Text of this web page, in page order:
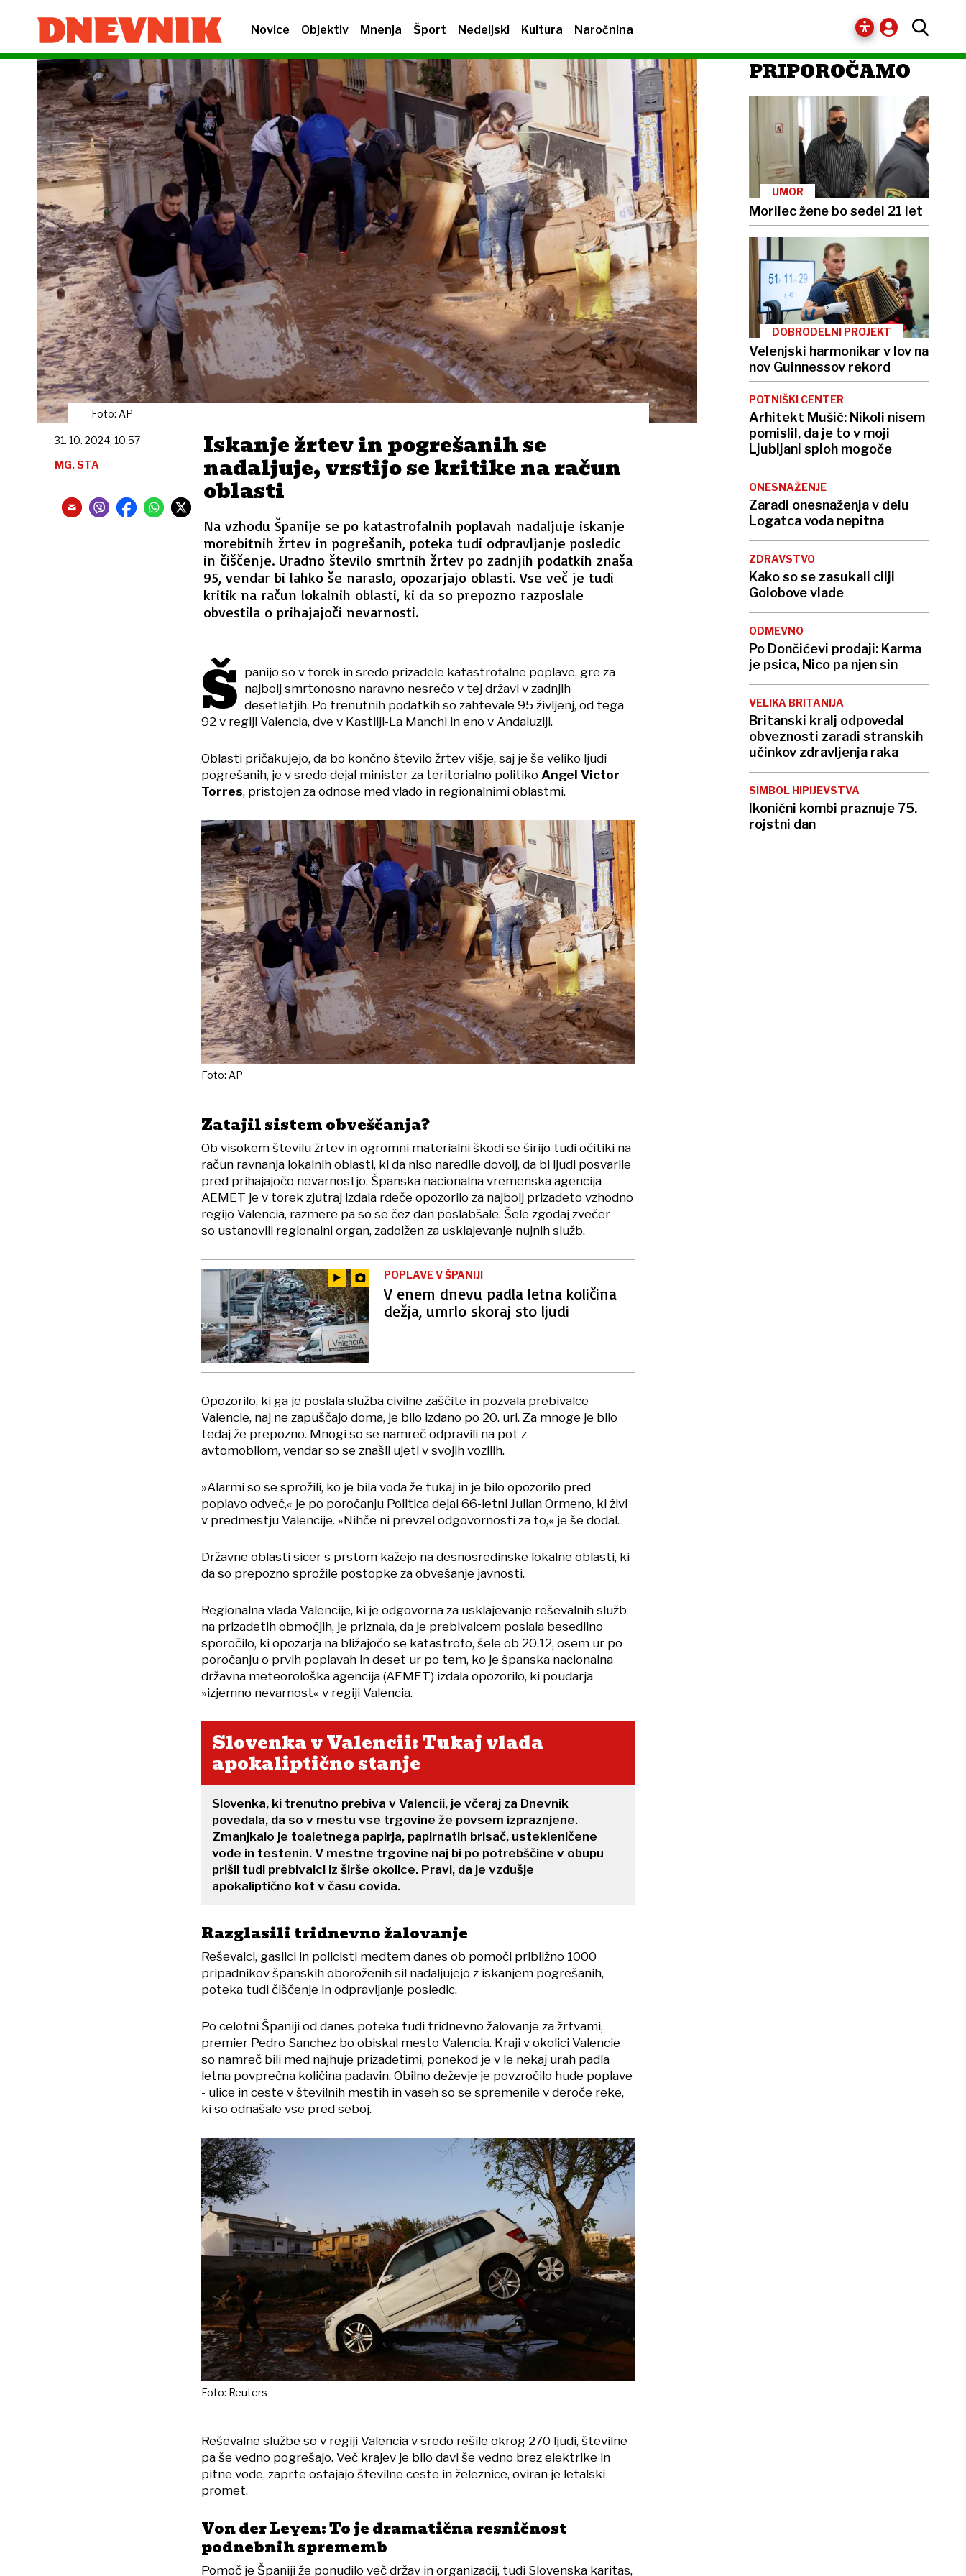
Novice Objektiv Mnenja Šport Nedeljski Kultura Naročnina
Foto: AP
Iskanje žrtev in pogrešanih se
nadaljuje, vrstijo se kritike na račun
oblasti
Na vzhodu Španije se po katastrofalnih poplavah nadaljuje iskanje
morebitnih žrtev in pogrešanih, poteka tudi odpravljanje posledic
in čiščenje. Uradno število smrtnih žrtev po zadnjih podatkih znaša
95, vendar bi lahko še naraslo, opozarjajo oblasti. Vse več je tudi
kritik na račun lokalnih oblasti, ki da so prepozno razposlale
obvestila o prihajajoči nevarnosti.
31. 10. 2024, 10.57
MG, STA
Š panijo so v torek in sredo prizadele katastrofalne poplave, gre za
najbolj smrtonosno naravno nesrečo v tej državi v zadnjih
desetletjih. Po trenutnih podatkih so zahtevale 95 življenj, od tega
92 v regiji Valencia, dve v Kastilji-La Manchi in eno v Andaluziji.
Oblasti pričakujejo, da bo končno število žrtev višje, saj je še veliko ljudi
pogrešanih, je v sredo dejal minister za teritorialno politiko Angel Victor
Torres, pristojen za odnose med vlado in regionalnimi oblastmi.
Foto: AP
Zatajil sistem obveščanja?
Ob visokem številu žrtev in ogromni materialni škodi se širijo tudi očitiki na
račun ravnanja lokalnih oblasti, ki da niso naredile dovolj, da bi ljudi posvarile
pred prihajajočo nevarnostjo. Španska nacionalna vremenska agencija
AEMET je v torek zjutraj izdala rdeče opozorilo za najbolj prizadeto vzhodno
regijo Valencia, razmere pa so se čez dan poslabšale. Šele zgodaj zvečer
so ustanovili regionalni organ, zadolžen za usklajevanje nujnih služb.
POPLAVE V ŠPANIJI
V enem dnevu padla letna količina
dežja, umrlo skoraj sto ljudi
Opozorilo, ki ga je poslala služba civilne zaščite in pozvala prebivalce
Valencie, naj ne zapuščajo doma, je bilo izdano po 20. uri. Za mnoge je bilo
tedaj že prepozno. Mnogi so se namreč odpravili na pot z
avtomobilom, vendar so se znašli ujeti v svojih vozilih.
»Alarmi so se sprožili, ko je bila voda že tukaj in je bilo opozorilo pred
poplavo odveč,« je po poročanju Politica dejal 66-letni Julian Ormeno, ki živi
v predmestju Valencije. »Nihče ni prevzel odgovornosti za to,« je še dodal.
Državne oblasti sicer s prstom kažejo na desnosredinske lokalne oblasti, ki
da so prepozno sprožile postopke za obvešanje javnosti.
Regionalna vlada Valencije, ki je odgovorna za usklajevanje reševalnih služb
na prizadetih območjih, je priznala, da je prebivalcem poslala besedilno
sporočilo, ki opozarja na bližajočo se katastrofo, šele ob 20.12, osem ur po
poročanju o prvih poplavah in deset ur po tem, ko je španska nacionalna
državna meteorološka agencija (AEMET) izdala opozorilo, ki poudarja
»izjemno nevarnost« v regiji Valencia.
Slovenka v Valencii: Tukaj vlada
apokaliptično stanje
Slovenka, ki trenutno prebiva v Valencii, je včeraj za Dnevnik
povedala, da so v mestu vse trgovine že povsem izpraznjene.
Zmanjkalo je toaletnega papirja, papirnatih brisač, ustekleničene
vode in testenin. V mestne trgovine naj bi po potrebščine v obupu
prišli tudi prebivalci iz širše okolice. Pravi, da je vzdušje
apokaliptično kot v času covida.
Razglasili tridnevno žalovanje
Reševalci, gasilci in policisti medtem danes ob pomoči približno 1000
pripadnikov španskih oboroženih sil nadaljujejo z iskanjem pogrešanih,
poteka tudi čiščenje in odpravljanje posledic.
Po celotni Španiji od danes poteka tudi tridnevno žalovanje za žrtvami,
premier Pedro Sanchez bo obiskal mesto Valencia. Kraji v okolici Valencie
so namreč bili med najhuje prizadetimi, ponekod je v le nekaj urah padla
letna povprečna količina padavin. Obilno deževje je povzročilo hude poplave
- ulice in ceste v številnih mestih in vaseh so se spremenile v deroče reke,
ki so odnašale vse pred seboj.
Foto: Reuters
Reševalne službe so v regiji Valencia v sredo rešile okrog 270 ljudi, številne
pa še vedno pogrešajo. Več krajev je bilo davi še vedno brez elektrike in
pitne vode, zaprte ostajajo številne ceste in železnice, oviran je letalski
promet.
Von der Leyen: To je dramatična resničnost
podnebnih sprememb
Pomoč je Španiji že ponudilo več držav in organizacij, tudi Slovenska karitas,
PRIPOROČAMO
UMOR
Morilec žene bo sedel 21 let
DOBRODELNI PROJEKT
Velenjski harmonikar v lov na
nov Guinnessov rekord
POTNIŠKI CENTER
Arhitekt Mušič: Nikoli nisem
pomislil, da je to v moji
Ljubljani sploh mogoče
ONESNAŽENJE
Zaradi onesnaženja v delu
Logatca voda nepitna
ZDRAVSTVO
Kako so se zasukali cilji
Golobove vlade
ODMEVNO
Po Dončićevi prodaji: Karma
je psica, Nico pa njen sin
VELIKA BRITANIJA
Britanski kralj odpovedal
obveznosti zaradi stranskih
učinkov zdravljenja raka
SIMBOL HIPIJEVSTVA
Ikonični kombi praznuje 75.
rojstni dan